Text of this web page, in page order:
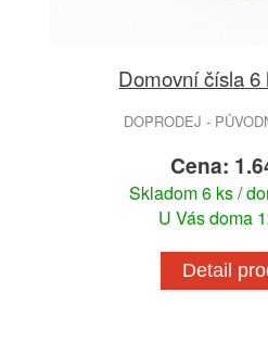
Domovní čísla 6
DOPRODEJ -
Cena:
Skladom 6 ks /
U Vás doma
Detail